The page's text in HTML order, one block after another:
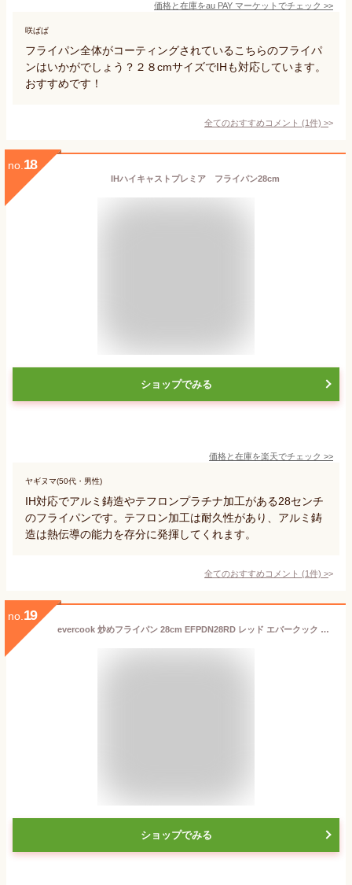
価格と在庫をau PAY マーケット でチェック >>
咲ぱぱ
フライパン全体がコーティングされているこちらのフライパ
ンはいかがでしょう？２８cmサイズでIHも対応しています。
おすすめです！
全てのおすすめコメント (1件) >
no. 18
IHハイキャストプレミア フライパン28cm
ショップでみる
価格と在庫を楽天でチェック >>
ヤギヌマ(50代・男性)
IH対応でアルミ鋳造やテフロンプラチナ加工がある28センチ
のフライパンです。テフロン加工は耐久性があり、アルミ鋳
造は熱伝導の能力を存分に発揮してくれます。
全てのおすすめコメント (1件) >
no. 19
evercook 炒めフライパン 28cm EFPDN28RD レッド エバークック ドウシシャ ／ 1年保証 ガス火対応 IH対応 フライパン 焦げ付きにくい 長持ち 丈夫 フッ素 コーティング 赤 シンプル 炒め鍋 深型
ショップでみる